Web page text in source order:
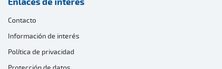
Contacto
Información de interés
Política de privacidad